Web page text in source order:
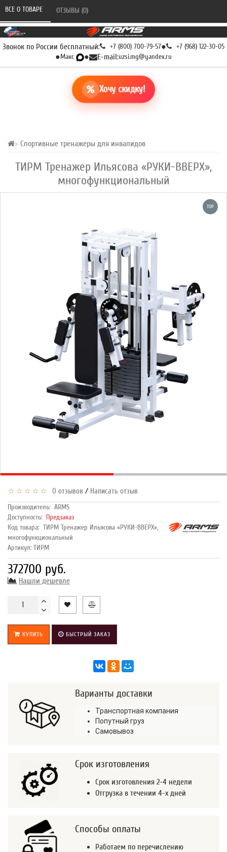
Звонок по России бесплатный: +7 (800) 700-79-57● +7 (968) 122-30-05
●Макс ● E-mail:uzsi.mg@yandex.ru
Хочу скидку!
Спортивные тренажеры для инвалидов
ТИРМ Тренажер Ильясова «РУКИ-ВВЕРХ»,
многофункциональный
ВСЕ О ТОВАРЕ ОТЗЫВЫ (0)
TOP
0 отзывов / Написать отзыв
Производитель: ARMS
Доступность: Предзаказ
Код товара: ТИРМ Тренажер Ильясова «РУКИ-ВВЕРХ»,
многофункциональный
Артикул: ТИРМ
372700 руб.
Нашли дешевле
КУПИТЬ БЫСТРЫЙ ЗАКАЗ
Варианты доставки
Транспортная компания
Попутный груз
Самовывоз
Срок изготовления
Срок изготовления 2-4 недели
Отгрузка в течении 4-х дней
Способы оплаты
Работаем по перечислению